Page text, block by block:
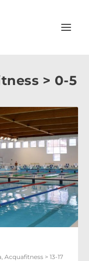
> 0-5
,Acquafitness > 13-17